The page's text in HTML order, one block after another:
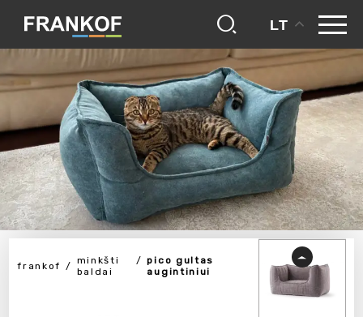
LT
frankof
minkšti
baldai
pico gultas
augintiniui